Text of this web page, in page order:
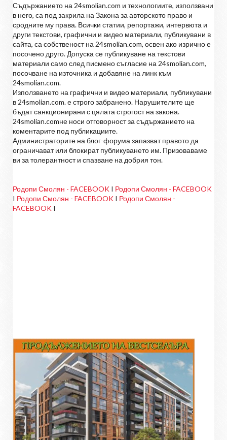
Съдържанието на 24smolian.com и технологиите, използвани
в него, са под закрила на Закона за авторското право и
сродните му права. Всички статии, репортажи, интервюта и
други текстови, графични и видео материали, публикувани в
сайта, са собственост на 24smolian.com, освен ако изрично е
посочено друго. Допуска се публикуване на текстови
материали само след писмено съгласие на 24smolian.com,
посочване на източника и добавяне на линк към
24smolian.com.
Използването на графични и видео материали, публикувани
в 24smolian.com. е строго забранено. Нарушителите ще
бъдат санкционирани с цялата строгост на закона.
24smolian.comне носи отговорност за съдържанието на
коментарите под публикациите.
Администраторите на блог-форума запазват правото да
ограничават или блокират публикуването им. Призоваваме
ви за толерантност и спазване на добрия тон.
Родопи Смолян - FACEBOOK I Родопи Смолян - FACEBOOK
I Родопи Смолян - FACEBOOK I Родопи Смолян -
FACEBOOK I